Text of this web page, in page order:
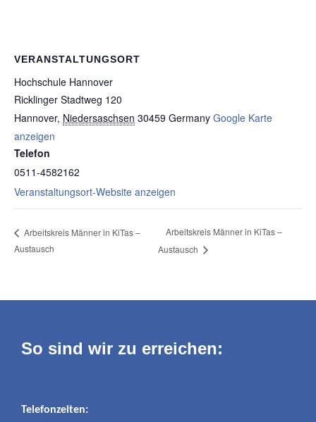
VERANSTALTUNGSORT
Hochschule Hannover
Ricklinger Stadtweg 120
Hannover, Niedersaschsen 30459 Germany Google Karte
anzeigen
Telefon
0511-4582162
Veranstaltungsort-Website anzeigen
Arbeitskreis Männer in KiTas –
Austausch
Arbeitskreis Männer in KiTas –
Austausch
So sind wir zu erreichen:
Telefonzeiten: